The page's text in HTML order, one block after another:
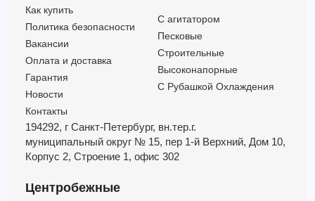
Как купить
Политика безопасности
Вакансии
Оплата и доставка
Гарантия
Новости
Контакты
C агитатором
Песковые
Строительные
Высоконапорные
С Рубашкой Охлаждения
194292, г Санкт-Петербург, вн.тер.г.
муниципальный округ № 15, пер 1-й Верхний, Дом 10,
Корпус 2, Строение 1, офис 302
Центробежные